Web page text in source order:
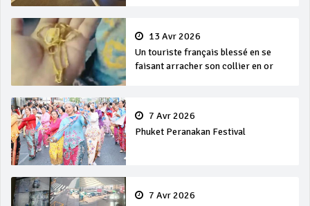
13 Avr 2026
Un touriste français blessé en se
faisant arracher son collier en or
7 Avr 2026
Phuket Peranakan Festival
7 Avr 2026